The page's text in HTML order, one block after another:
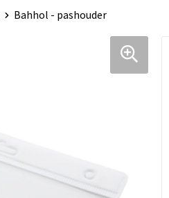
Bahhol - pashouder